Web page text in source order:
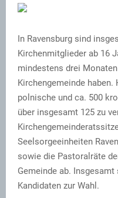
In Ravensburg sind
Kirchenmitglieder ab 16
mindestens drei
Kirchengemeinde
polnische und ca. 500
über insgesamt 125 zu
Seelsorgeeinheiten
sowie die Pastoralräte
Gemeinde ab.
Kandidaten zur Wahl.